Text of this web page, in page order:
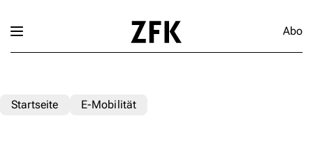
Abo
Startseite E-Mobilität